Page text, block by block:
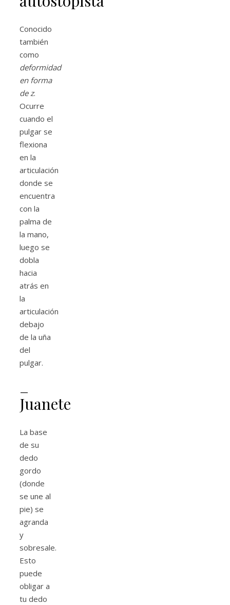
Conocido
también
como
deformidad
en forma
de z.
Ocurre
cuando el
pulgar se
flexiona
en la
articulación
donde se
encuentra
con la
palma de
la mano,
luego se
dobla
hacia
atrás en
la
articulación
debajo
de la uña
del
pulgar.
–
Juanete
La base
de su
dedo
gordo
(donde
se une al
pie) se
agranda
y
sobresale.
Esto
puede
obligar a
tu dedo